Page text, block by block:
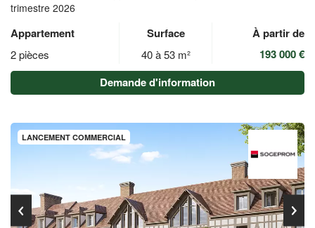
trimestre 2026
Appartement Surface À partir de
2 pièces 40 à 53 m²
193 000 €
Demande d'information
LANCEMENT COMMERCIAL